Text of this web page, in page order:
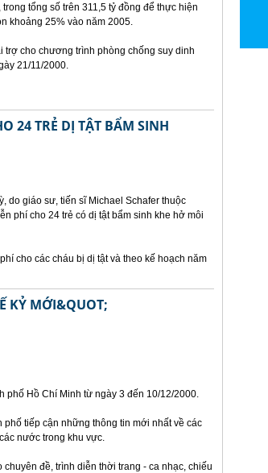
tổng số trên 311,5 tỷ đồng để thực hiện
khoảng 25% vào năm 2005.
trợ cho chương trình phòng chống suy dinh
21/11/2000.
24 TRẺ DỊ TẬT BẨM SINH
do giáo sư, tiến sĩ Michael Schafer thuộc
phí cho 24 trẻ có dị tật bẩm sinh khe hở môi
cho các cháu bị dị tật và theo kế hoạch năm
KỶ MỚI&QUOT;
phố Hồ Chí Minh từ ngày 3 đến 10/12/2000.
tiếp cận những thông tin mới nhất về các
nước trong khu vực.
đề, trình diễn thời trang - ca nhạc, chiếu